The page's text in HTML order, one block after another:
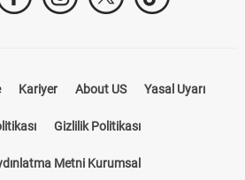
Kariyer About US Yasal Uyarı
Gizlilik Politikası
Metni Kurumsal